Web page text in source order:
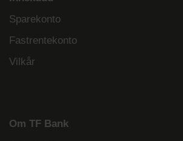
Sparekonto
Fastrentekonto
Vilkår
Om TF Bank